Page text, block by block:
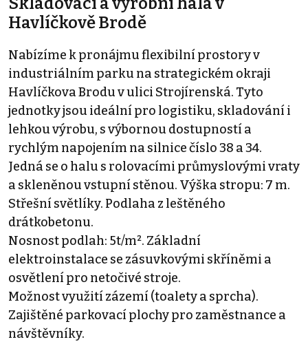
Havlíčkově Brodě
Nabízíme k pronájmu flexibilní prostory v
industriálním parku na strategickém okraji
Havlíčkova Brodu v ulici Strojírenská. Tyto
jednotky jsou ideální pro logistiku, skladování i
lehkou výrobu, s výbornou dostupností a
rychlým napojením na silnice číslo 38 a 34.
Jedná se o halu s rolovacími průmyslovými vraty
a skleněnou vstupní stěnou. Výška stropu: 7 m.
Střešní světlíky. Podlaha z leštěného
drátkobetonu.
Nosnost podlah: 5t/m². Základní
elektroinstalace se zásuvkovými skříněmi a
osvětlení pro netočivé stroje.
Možnost využití zázemí (toalety a sprcha).
Zajištěné parkovací plochy pro zaměstnance a
návštěvníky.